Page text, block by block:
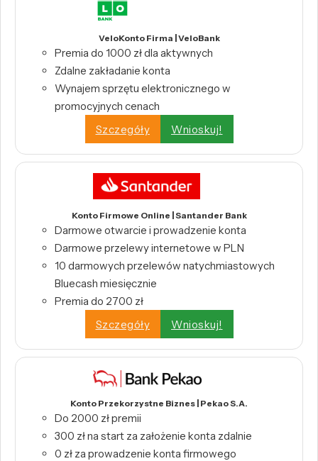
VeloKonto Firma | VeloBank
Premia do 1000 zł dla aktywnych
Zdalne zakładanie konta
Wynajem sprzętu elektronicznego w
promocyjnych cenach
Szczegóły
Wnioskuj!
Konto Firmowe Online | Santander Bank
Darmowe otwarcie i prowadzenie konta
Darmowe przelewy internetowe w PLN
10 darmowych przelewów natychmiastowych
Bluecash miesięcznie
Premia do 2700 zł
Szczegóły
Wnioskuj!
Konto Przekorzystne Biznes | Pekao S.A.
Do 2000 zł premii
300 zł na start za założenie konta zdalnie
0 zł za prowadzenie konta firmowego